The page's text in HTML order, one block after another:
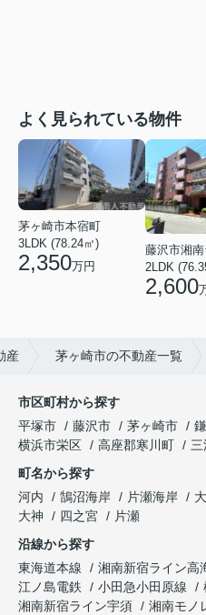
よく見られている物件
茅ヶ崎市本宿町
3LDK (78.24㎡)
2,350万円
藤沢市湘南
2LDK
2,600
産 茅ヶ崎市の不動産一覧
市区町村から探す
平塚市
藤沢市 茅ヶ崎市
横浜市栄区
高座郡寒川町
町名から探す
河内
鵠沼海岸 片瀬海岸
大神
四之宮
片瀬
沿線から探す
東海道本線
湘南新宿ライン高
江ノ島電鉄
小田急小田原線
湘南新宿ライン宇須
湘南モノ